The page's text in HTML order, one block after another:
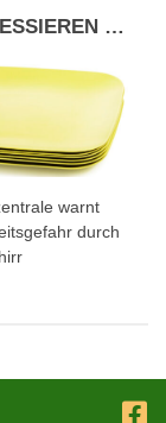
…
warnt
durch